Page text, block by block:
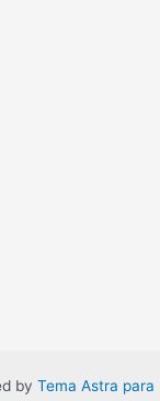
by Tema Astra para